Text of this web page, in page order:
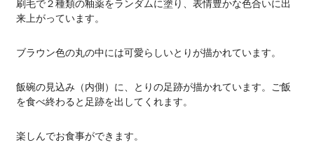
刷毛で２種類の釉薬をランダムに塗り、表情豊かな色合いに出
来上がっています。
ブラウン色の丸の中には可愛らしいとりが描かれています。
飯碗の見込み（内側）に、とりの足跡が描かれています。ご飯
を食べ終わると足跡を出してくれます。
楽しんでお食事ができます。